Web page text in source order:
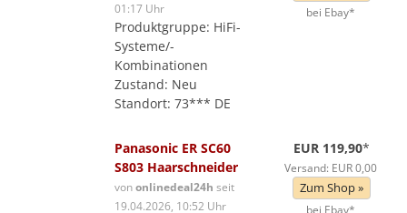
01:17 Uhr
Produktgruppe: HiFi-
Systeme/-
Kombinationen
Zustand: Neu
Standort: 73*** DE
bei Ebay*
Panasonic ER SC60
S803 Haarschneider
vononlinedeal24h seit
19.04.2026, 10:52 Uhr
EUR 119,90*
Versand: EUR 0,00
Zum Shop »
bei Ebay*